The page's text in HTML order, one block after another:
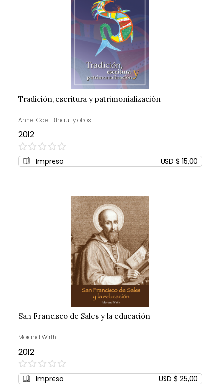
Tradición, escritura y patrimonialización
Anne-Gaël Bilhaut y otros
2012
0%
Impreso USD $ 15,00
San Francisco de Sales y la educación
Morand Wirth
2012
0%
Impreso
USD $ 25,00